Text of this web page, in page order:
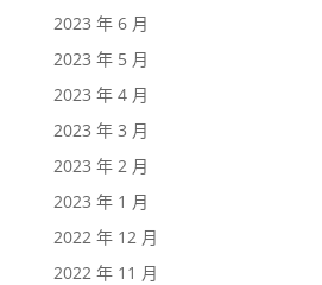
2023 年 6 月
2023 年 5 月
2023 年 4 月
2023 年 3 月
2023 年 2 月
2023 年 1 月
2022 年 12 月
2022 年 11 月